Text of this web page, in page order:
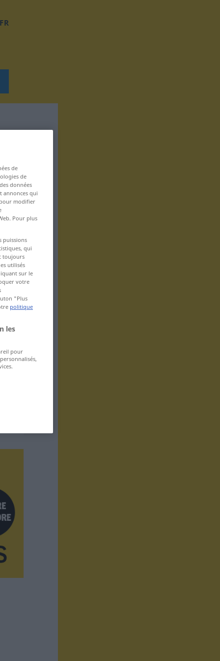
FR
de
de
données
annonces qui
modifier
Pour plus
puissions
qui
toujours
utilisés
sur le
votre
"Plus
politique
les
pour